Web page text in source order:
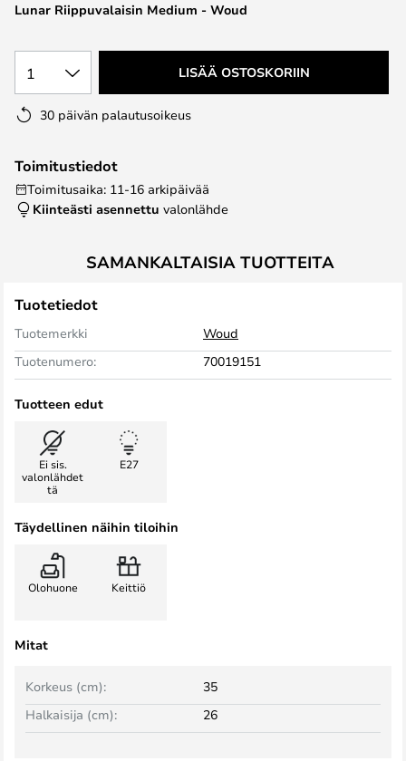
gallery
Lunar Riippuvalaisin Medium - Woud
1 LISÄÄ OSTOSKORIIN
30 päivän palautusoikeus
Toimitustiedot
Toimitusaika: 11-16 arkipäivää
Kiinteästi asennettu valonlähde
SAMANKALTAISIA TUOTTEITA
Tuotetiedot
Tuotemerkki
Woud
Tuotenumero:
70019151
Tuotteen edut
Ei sis.
valonlähdet
tä
E27
Täydellinen näihin tiloihin
Olohuone Keittiö
Mitat
Korkeus (cm):
35
Halkaisija (cm):
26